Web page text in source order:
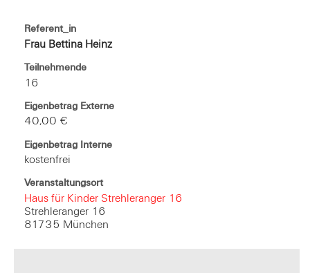
Referent_in
Frau Bettina Heinz
Teilnehmende
16
Eigenbetrag Externe
40,00 €
Eigenbetrag Interne
kostenfrei
Veranstaltungsort
Haus für Kinder Strehleranger 16
Strehleranger 16
81735 München